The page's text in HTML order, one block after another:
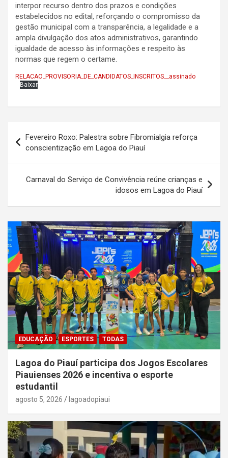
interpor recurso dentro dos prazos e condições
estabelecidos no edital, reforçando o compromisso da
gestão municipal com a transparência, a legalidade e a
ampla divulgação dos atos administrativos, garantindo
igualdade de acesso às informações e respeito às
normas que regem o certame.
RELACAO_PROVISORIA_DE_CANDIDATOS_INSCRITOS__assinado
Baixar
de
Post
Fevereiro Roxo: Palestra sobre Fibromialgia reforça
conscientização em Lagoa do Piauí
Carnaval do Serviço de Convivência reúne crianças e
idosos em Lagoa do Piauí
EDUCAÇÃO ESPORTES TODAS
Lagoa do Piauí participa dos Jogos Escolares
Piauienses 2026 e incentiva o esporte
estudantil
agosto 5, 2026 lagoadopiaui